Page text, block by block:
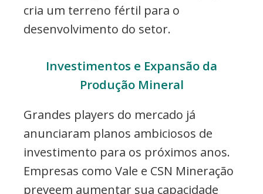
cria um terreno fértil para o
desenvolvimento do setor.
Investimentos e Expansão da
Produção Mineral
Grandes players do mercado já
anunciaram planos ambiciosos de
investimento para os próximos anos.
Empresas como Vale e CSN Mineração
preveem aumentar sua capacidade